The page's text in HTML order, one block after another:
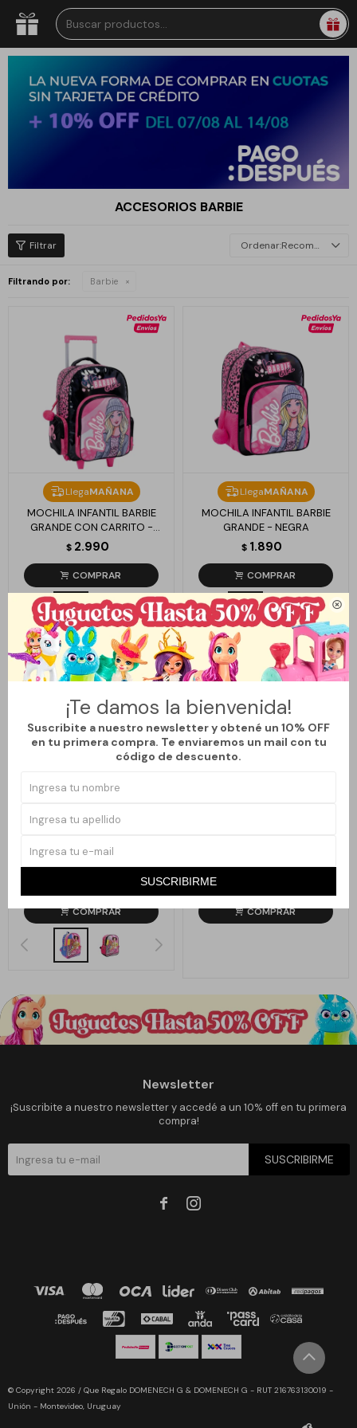

¡Te damos la bienvenida!
Suscribite a nuestro newsletter y obtené un 10% OFF
en tu primera compra. Te enviaremos un mail con tu
código de descuento.
SUSCRIBIRME
ACCESORIOS BARBIE
Recomendados
Filtrando por: Barbie
LlegaMAÑANA
MOCHILA INFANTIL BARBIE
GRANDE CON CARRITO -
NEGRO
$ 2.990
LlegaMAÑANA
MOCHILA INFANTIL BARBIE
GRANDE - NEGRA
$ 1.890
MAÑANA
MOCHILA INFANTIL BARBIE -
Newsletter
¡Suscribite a nuestro newsletter y accedé a un 10% off en tu primera
compra!
SUSCRIBIRME
 
© Copyright 2026 / Que Regalo DOMENECH G & DOMENECH G - RUT 216763130019 -
Unión - Montevideo, Uruguay